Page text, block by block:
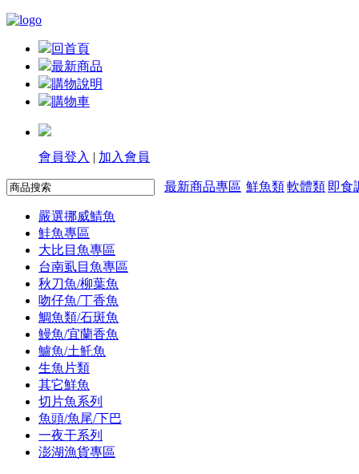
回首頁
最新商品
購物說明
購物車
會員登入 | 加入會員
最新商品專區 鮮魚類軟體類 即食
嚴選挪威鯖魚
鮭魚專區
大比目魚專區
台南虱目魚專區
秋刀魚/柳葉魚
吻仔魚/丁香魚
鯛魚類/石斑魚
鰻魚/宜蘭香魚
鱸魚/土魠魚
生魚片類
其它鮮魚
切片魚系列
魚頭/魚尾/下巴
一夜干系列
澎湖漁貨專區